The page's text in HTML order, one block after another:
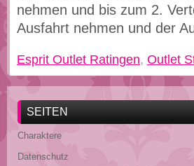
nehmen und bis zum 2.
Ausfahrt nehmen und der
Esprit Outlet Ratingen, Outlet
SEITEN
Charaktere
Datenschutz